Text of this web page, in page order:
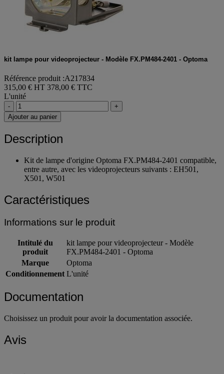
kit lampe pour videoprojecteur - Modèle FX.PM484-2401 - Optoma
Référence produit :A217834
315,00 € HT 378,00 € TTC
L'unité
-
+
Ajouter au panier
Description
Kit de lampe d'origine Optoma FX.PM484-2401 compatible,
entre autre, avec les videoprojecteurs suivants : EH501,
X501, W501
Caractéristiques
Informations sur le produit
Intitulé du
produit
kit lampe pour videoprojecteur - Modèle
FX.PM484-2401 - Optoma
Marque
Optoma
Conditionnement L'unité
Documentation
Choisissez un produit pour avoir la documentation associée.
Avis